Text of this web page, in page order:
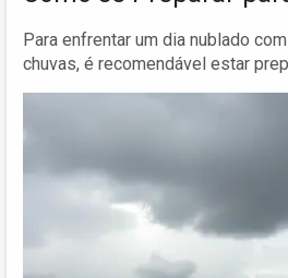
Para enfrentar um dia nublado
chuvas, é recomendável estar